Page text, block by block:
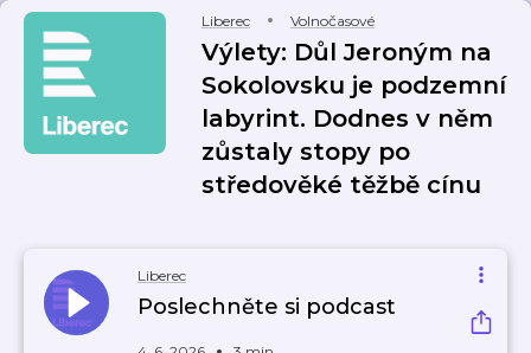
Liberec Volnočasové
Výlety: Důl Jeroným na
Sokolovsku je podzemní
labyrint. Dodnes v něm
zůstaly stopy po
středověké těžbě cínu
Liberec
Poslechněte si podcast